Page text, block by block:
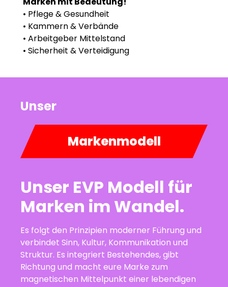
• Pflege & Gesundheit
• Kammern & Verbände
• Arbeitgeber Mittelstand
• Sicherheit & Verteidigung
Unser
Markenmodell
Unser EVP Modell für
Marken im Wandel.
Es folgt den Prinzipien moderner Führung und
verbindet Sinn, Kultur, Kommunikation und
Struktur. Es integriert Bestehendes, gibt
Richtung und macht eure Marke zum
magnetischen Mittelpunkt einer lebendigen